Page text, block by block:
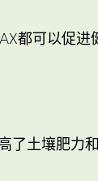
都可以促
土壤肥力